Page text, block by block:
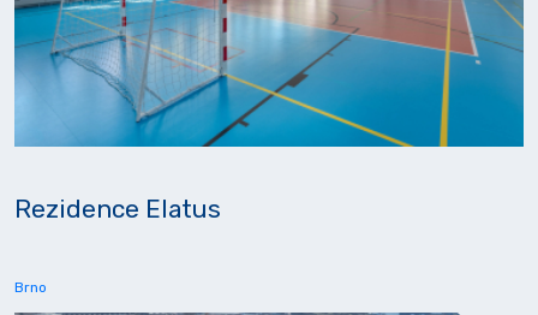
Rezidence Elatus
Brno